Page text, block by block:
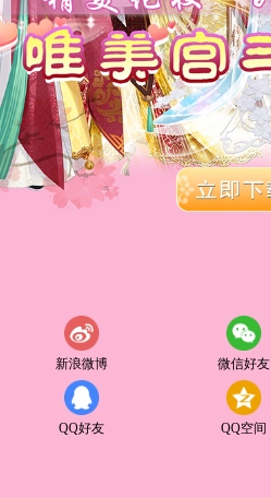
新浪微博 微信好友
QQ好友 QQ空间